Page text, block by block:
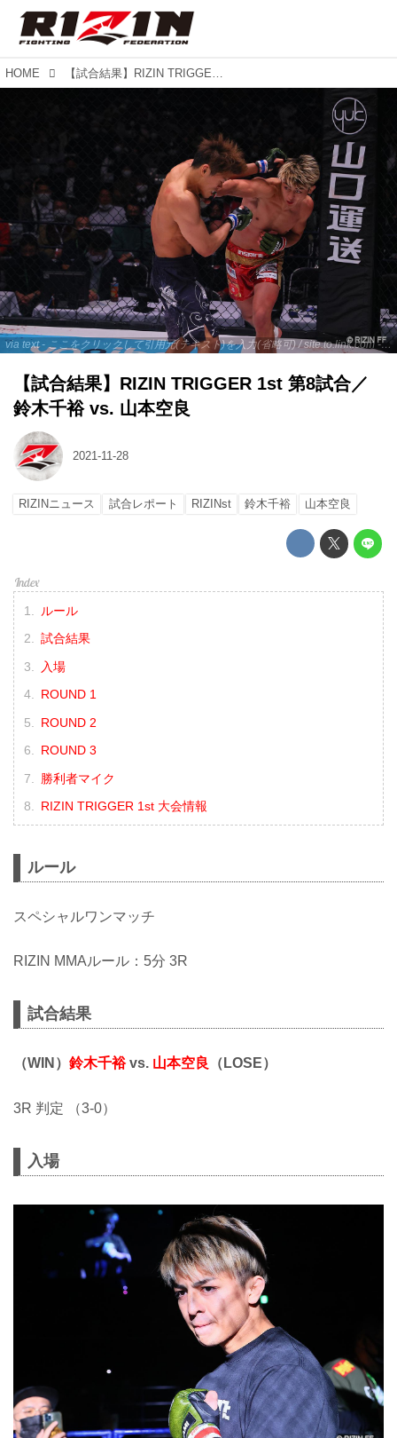
HOME 【試合結果】RIZIN TRIGGER 1st 第8試合／鈴木千裕 vs. 山本空良
via text - ここをクリックして引用元(テキスト)を入力(省略可) / site.to.link.com - ここをクリックして引用元を入力(省略可)
【試合結果】RIZIN TRIGGER 1st 第8試合／
鈴木千裕 vs. 山本空良
2021-11-28
RIZINニュース 試合レポート RIZINst 鈴木千裕 山本空良
ルール
試合結果
入場
ROUND 1
ROUND 2
ROUND 3
勝利者マイク
RIZIN TRIGGER 1st 大会情報
ルール
スペシャルワンマッチ
RIZIN MMAルール：5分 3R
試合結果
（WIN） 鈴木千裕vs. 山本空良 （LOSE）
3R 判定 （3-0）
入場